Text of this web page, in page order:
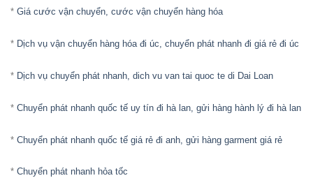
* Giá cước vận chuyển, cước vận chuyển hàng hóa
* Dịch vụ vận chuyển hàng hóa đi úc, chuyển phát nhanh đi giá rẻ đi úc
* Dịch vụ chuyển phát nhanh, dich vu van tai quoc te di Dai Loan
* Chuyển phát nhanh quốc tế uy tín đi hà lan, gửi hàng hành lý đi hà lan
* Chuyển phát nhanh quốc tế giá rẻ đi anh, gửi hàng garment giá rẻ
* Chuyển phát nhanh hỏa tốc